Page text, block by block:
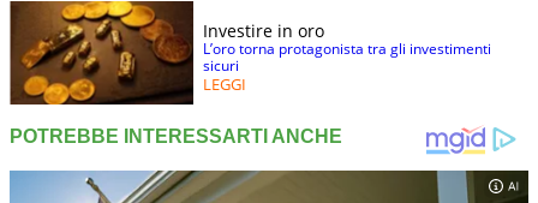
Investire in oro
L’oro torna protagonista tra gli investimenti
sicuri
LEGGI